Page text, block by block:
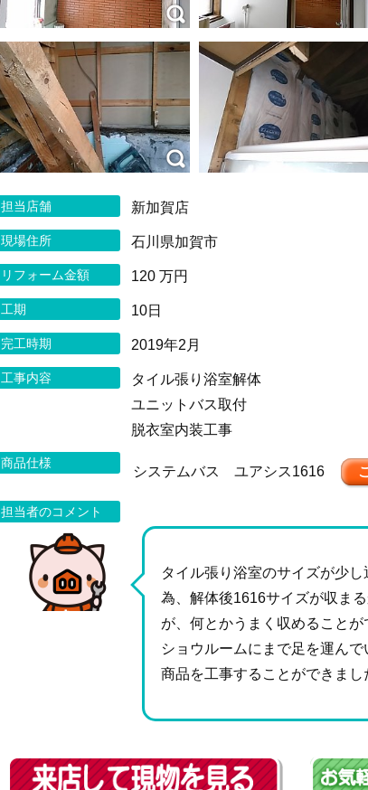
担当店舗 新加賀店
現場住所 石川県加賀市
リフォーム金額 120 万円
工期 10日
完工時期 2019年2月
工事内容
タイル張り浴室解体
ユニットバス取付
脱衣室内装工事
商品仕様
システムバス ユアシス1616
担当者のコメント
タイル張り浴室のサイズが少
為、解体後1616サイズが収ま
が、何とかうまく収めることが
ショウルームにまで足を運ん
商品を工事することができまし